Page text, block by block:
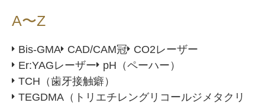
A〜Z
Bis-GMA CAD/CAM冠 CO2レーザー
Er:YAGレーザー
pH（ペーハー）
TCH（歯牙接触癖）
TEGDMA（トリエチレングリコールジメタクリ